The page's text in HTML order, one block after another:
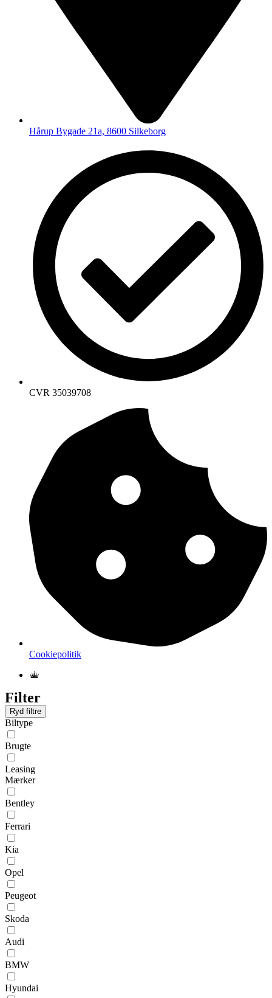
Hårup Bygade 21a, 8600 Silkeborg
CVR 35039708
Cookiepolitik
Filter
Ryd filtre
Biltype
Brugte
Leasing
Mærker
Bentley
Ferrari
Kia
Opel
Peugeot
Skoda
Audi
BMW
Hyundai